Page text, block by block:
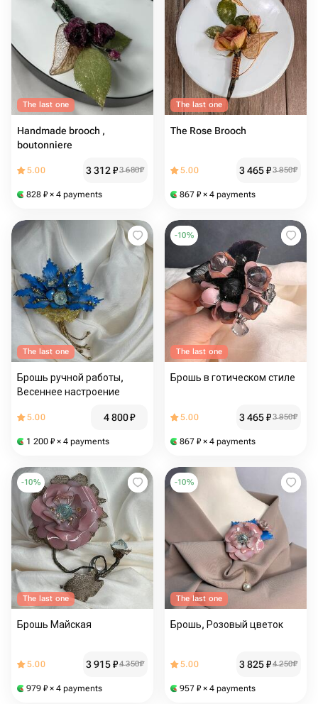
The last one
Handmade brooch ,
boutonniere
5.00 3 312₽3 680₽
828 ₽ × 4 payments
The last one
The Rose Brooch
5.00 3 465₽3 850₽
867 ₽ × 4 payments
The last one
Брошь ручной работы,
Весеннее настроение
5.00 4 800₽
1 200 ₽ × 4 payments
-10%
The last one
Брошь в готическом стиле
5.00 3 465₽3 850₽
867 ₽ × 4 payments
-10%
The last one
Брошь Майская
5.00 3 915₽4 350₽
979 ₽ × 4 payments
-10%
The last one
Брошь, Розовый цветок
5.00 3 825₽4 250₽
957 ₽ × 4 payments